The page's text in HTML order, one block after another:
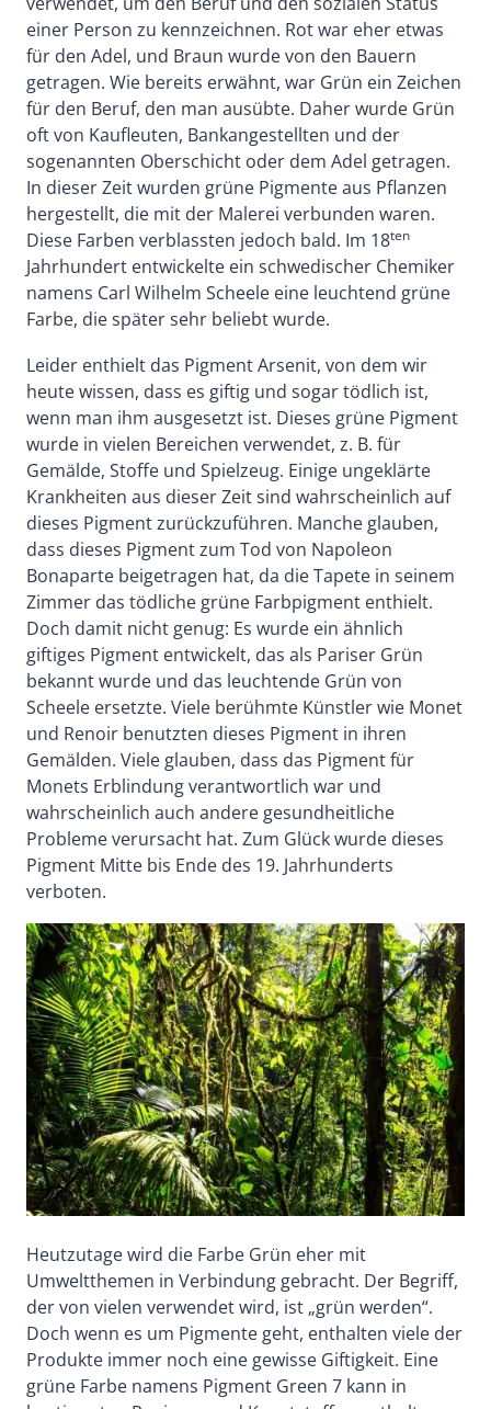
einer Person zu kennzeichnen. Rot war eher etwas
für den Adel, und Braun wurde von den Bauern
getragen. Wie bereits erwähnt, war Grün ein Zeichen
für den Beruf, den man ausübte. Daher wurde Grün
oft von Kaufleuten, Bankangestellten und der
sogenannten Oberschicht oder dem Adel getragen.
In dieser Zeit wurden grüne Pigmente aus Pflanzen
hergestellt, die mit der Malerei verbunden waren.
Diese Farben verblassten jedoch bald. Im 18ten
Jahrhundert entwickelte ein schwedischer Chemiker
namens Carl Wilhelm Scheele eine leuchtend grüne
Farbe, die später sehr beliebt wurde.
Leider enthielt das Pigment Arsenit, von dem wir
heute wissen, dass es giftig und sogar tödlich ist,
wenn man ihm ausgesetzt ist. Dieses grüne Pigment
wurde in vielen Bereichen verwendet, z. B. für
Gemälde, Stoffe und Spielzeug. Einige ungeklärte
Krankheiten aus dieser Zeit sind wahrscheinlich auf
dieses Pigment zurückzuführen. Manche glauben,
dass dieses Pigment zum Tod von Napoleon
Bonaparte beigetragen hat, da die Tapete in seinem
Zimmer das tödliche grüne Farbpigment enthielt.
Doch damit nicht genug: Es wurde ein ähnlich
giftiges Pigment entwickelt, das als Pariser Grün
bekannt wurde und das leuchtende Grün von
Scheele ersetzte. Viele berühmte Künstler wie Monet
und Renoir benutzten dieses Pigment in ihren
Gemälden. Viele glauben, dass das Pigment für
Monets Erblindung verantwortlich war und
wahrscheinlich auch andere gesundheitliche
Probleme verursacht hat. Zum Glück wurde dieses
Pigment Mitte bis Ende des 19. Jahrhunderts
verboten.
Heutzutage wird die Farbe Grün eher mit
Umweltthemen in Verbindung gebracht. Der Begriff,
der von vielen verwendet wird, ist „grün werden“.
Doch wenn es um Pigmente geht, enthalten viele der
Produkte immer noch eine gewisse Giftigkeit. Eine
grüne Farbe namens Pigment Green 7 kann in